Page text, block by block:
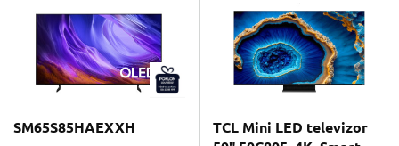
SM65S85HAEXXH
TCL Mini LED televizor